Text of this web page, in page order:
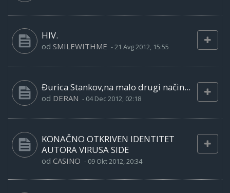
HIV.
od SMILEWITHME -21 Avg 2012, 15:55
Đurica Stankov,na malo drugi način...
od DERAN - 04 Dec 2012, 02:18
KONAČNO OTKRIVEN IDENTITET
AUTORA VIRUSA SIDE
od CASINO - 09 Okt 2012, 20:34